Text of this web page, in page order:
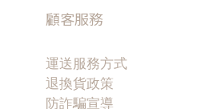
顧客服務
運送服務方式
退換貨政策
防詐騙宣導